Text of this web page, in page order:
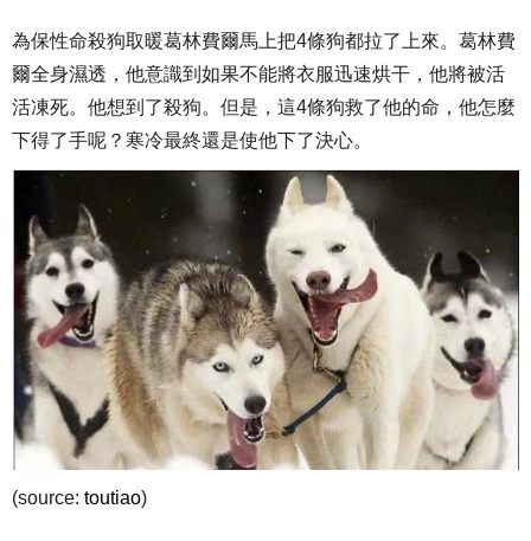
為保性命殺狗取暖葛林費爾馬上把4條狗都拉了上來。葛林費
爾全身濕透，他意識到如果不能將衣服迅速烘干，他將被活
活凍死。他想到了殺狗。但是，這4條狗救了他的命，他怎麼
下得了手呢？寒冷最終還是使他下了決心。
(source: toutiao)